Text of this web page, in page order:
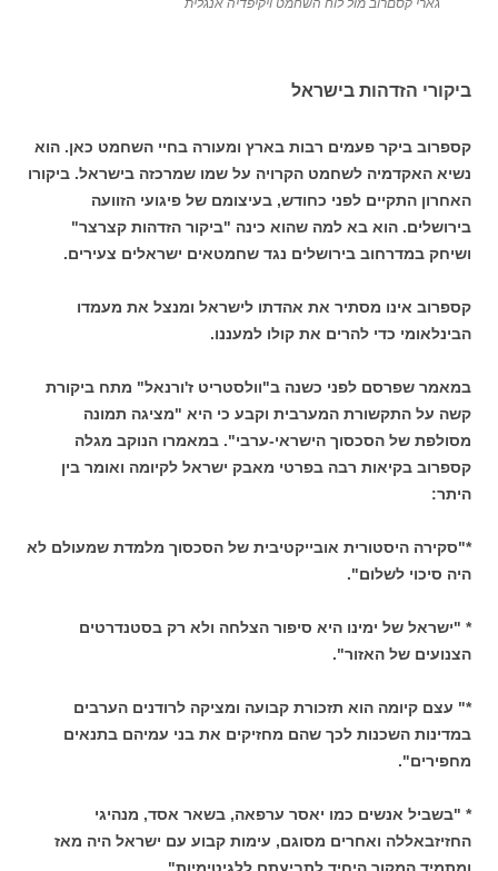
גארי קסםרוב מול לוח השחמט ויקיפדיה אנגלית
ביקורי הזדהות בישראל
קספרוב ביקר פעמים רבות בארץ ומעורה בחיי השחמט כאן. הוא
נשיא האקדמיה לשחמט הקרויה על שמו שמרכזה בישראל. ביקורו
האחרון התקיים לפני כחודש, בעיצומם של פיגועי הזוועה
בירושלים. הוא בא למה שהוא כינה "ביקור הזדהות קצרצר"
ושיחק במדרחוב בירושלים נגד שחמטאים ישראלים צעירים.
קספרוב אינו מסתיר את אהדתו לישראל ומנצל את מעמדו
הבינלאומי כדי להרים את קולו למעננו.
במאמר שפרסם לפני כשנה ב"וולסטריט ז'ורנאל" מתח ביקורת
קשה על התקשורת המערבית וקבע כי היא "מציגה תמונה
מסולפת של הסכסוך הישראי-ערבי". במאמרו הנוקב מגלה
קספרוב בקיאות רבה בפרטי מאבק ישראל לקיומה ואומר בין
היתר:
*"סקירה היסטורית אובייקטיבית של הסכסוך מלמדת שמעולם לא
היה סיכוי לשלום".
* "ישראל של ימינו היא סיפור הצלחה ולא רק בסטנדרטים
הצנועים של האזור".
*" עצם קיומה הוא תזכורת קבועה ומציקה לרודנים הערבים
במדינות השכנות לכך שהם מחזיקים את בני עמיהם בתנאים
מחפירים".
* "בשביל אנשים כמו יאסר ערפאה, בשאר אסד, מנהיגי
החזיזבאללה ואחרים מסוגם, עימות קבוע עם ישראל היה מאז